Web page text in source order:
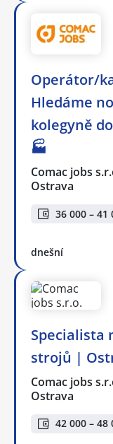
Operátor/
Hledáme
kolegyně
🏭
Comac jobs
Ostrava
36 000 – 41
dnešní
Specialista
strojů |
Comac jobs
Ostrava
42 000 – 48